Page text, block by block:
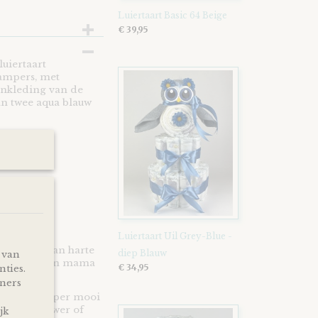
met
van de
twee aqua blauw
altijd van harte
papa en mama
je een super mooi
babyshower of
Luiertaart Basic 64 Beige
€ 39,95
Luiertaart Uil Grey-Blue -
diep Blauw
€ 34,95